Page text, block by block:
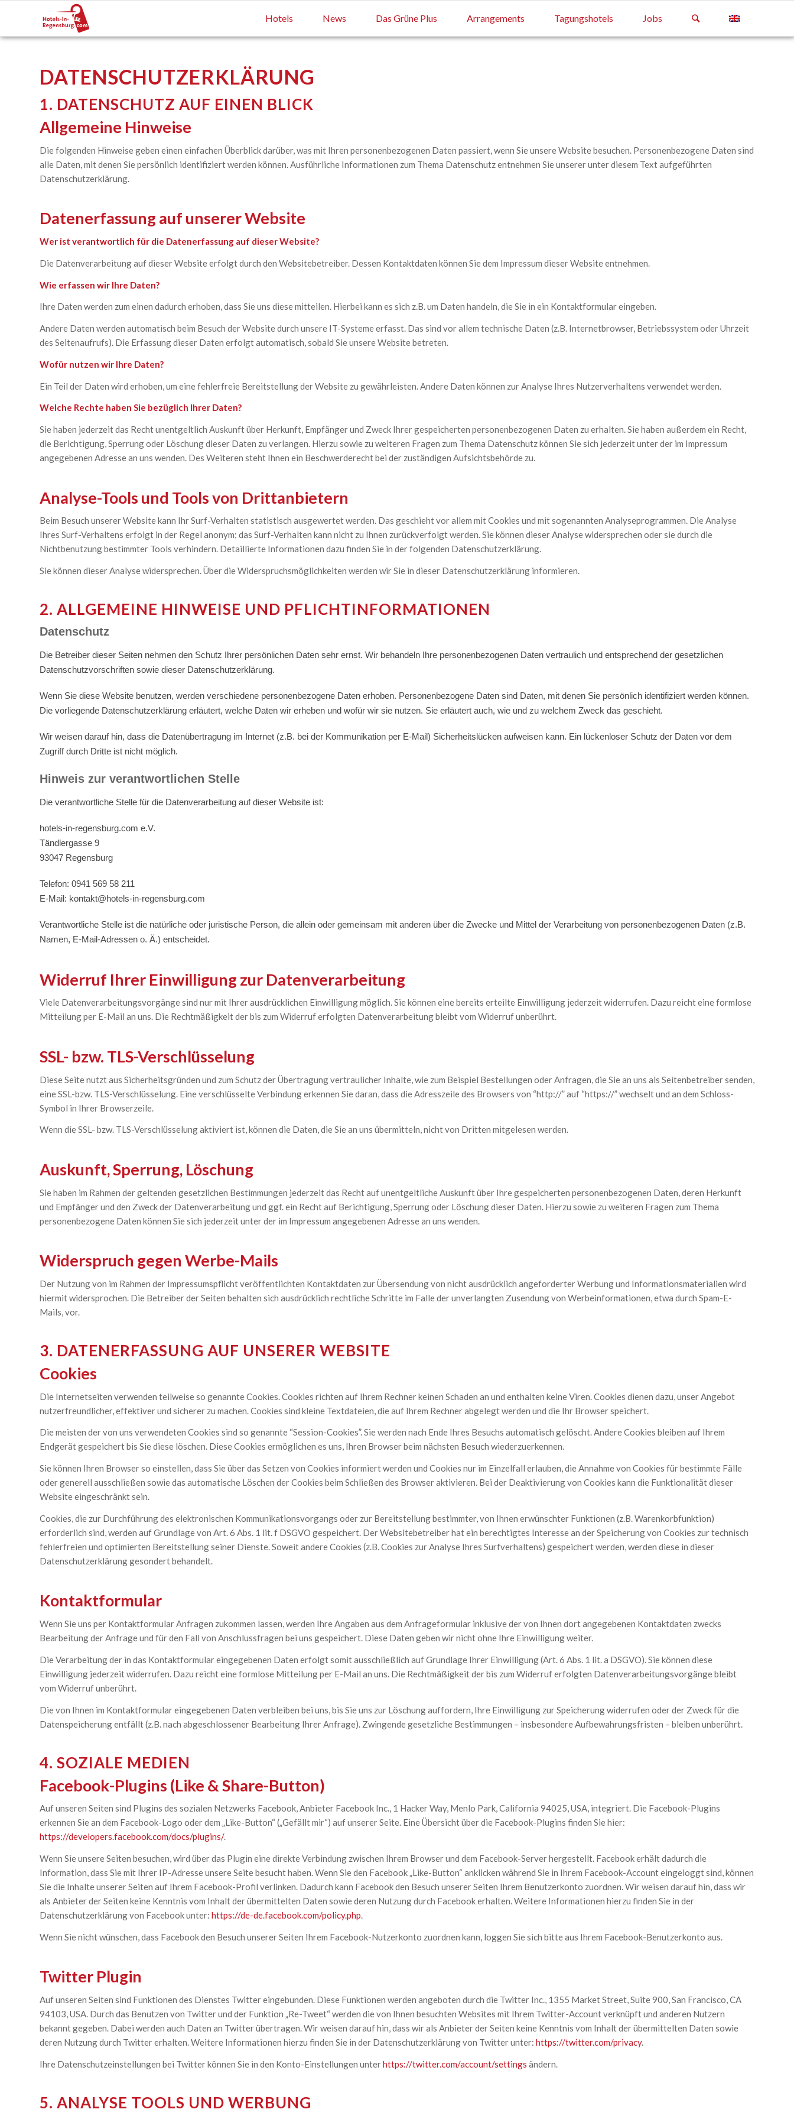
Hotels News Das Grüne Plus Arrangements Tagungshotels Jobs
DATENSCHUTZERKLÄRUNG
1. DATENSCHUTZ AUF EINEN BLICK
Allgemeine Hinweise
Die folgenden Hinweise geben einen einfachen Überblick darüber, was mit Ihren personenbezogenen Daten passiert, wenn Sie unsere Website besuchen. Personenbezogene Daten sind
alle Daten, mit denen Sie persönlich identifiziert werden können. Ausführliche Informationen zum Thema Datenschutz entnehmen Sie unserer unter diesem Text aufgeführten
Datenschutzerklärung.
Datenerfassung auf unserer Website
Wer ist verantwortlich für die Datenerfassung auf dieser Website?
Die Datenverarbeitung auf dieser Website erfolgt durch den Websitebetreiber. Dessen Kontaktdaten können Sie dem Impressum dieser Website entnehmen.
Wie erfassen wir Ihre Daten?
Ihre Daten werden zum einen dadurch erhoben, dass Sie uns diese mitteilen. Hierbei kann es sich z.B. um Daten handeln, die Sie in ein Kontaktformular eingeben.
Andere Daten werden automatisch beim Besuch der Website durch unsere IT-Systeme erfasst. Das sind vor allem technische Daten (z.B. Internetbrowser, Betriebssystem oder Uhrzeit
des Seitenaufrufs). Die Erfassung dieser Daten erfolgt automatisch, sobald Sie unsere Website betreten.
Wofür nutzen wir Ihre Daten?
Ein Teil der Daten wird erhoben, um eine fehlerfreie Bereitstellung der Website zu gewährleisten. Andere Daten können zur Analyse Ihres Nutzerverhaltens verwendet werden.
Welche Rechte haben Sie bezüglich Ihrer Daten?
Sie haben jederzeit das Recht unentgeltlich Auskunft über Herkunft, Empfänger und Zweck Ihrer gespeicherten personenbezogenen Daten zu erhalten. Sie haben außerdem ein Recht,
die Berichtigung, Sperrung oder Löschung dieser Daten zu verlangen. Hierzu sowie zu weiteren Fragen zum Thema Datenschutz können Sie sich jederzeit unter der im Impressum
angegebenen Adresse an uns wenden. Des Weiteren steht Ihnen ein Beschwerderecht bei der zuständigen Aufsichtsbehörde zu.
Analyse-Tools und Tools von Drittanbietern
Beim Besuch unserer Website kann Ihr Surf-Verhalten statistisch ausgewertet werden. Das geschieht vor allem mit Cookies und mit sogenannten Analyseprogrammen. Die Analyse
Ihres Surf-Verhaltens erfolgt in der Regel anonym; das Surf-Verhalten kann nicht zu Ihnen zurückverfolgt werden. Sie können dieser Analyse widersprechen oder sie durch die
Nichtbenutzung bestimmter Tools verhindern. Detaillierte Informationen dazu finden Sie in der folgenden Datenschutzerklärung.
Sie können dieser Analyse widersprechen. Über die Widerspruchsmöglichkeiten werden wir Sie in dieser Datenschutzerklärung informieren.
2. ALLGEMEINE HINWEISE UND PFLICHTINFORMATIONEN
Datenschutz
Die Betreiber dieser Seiten nehmen den Schutz Ihrer persönlichen Daten sehr ernst. Wir behandeln Ihre personenbezogenen Daten vertraulich und entsprechend der gesetzlichen
Datenschutzvorschriften sowie dieser Datenschutzerklärung.
Wenn Sie diese Website benutzen, werden verschiedene personenbezogene Daten erhoben. Personenbezogene Daten sind Daten, mit denen Sie persönlich identifiziert werden können.
Die vorliegende Datenschutzerklärung erläutert, welche Daten wir erheben und wofür wir sie nutzen. Sie erläutert auch, wie und zu welchem Zweck das geschieht.
Wir weisen darauf hin, dass die Datenübertragung im Internet (z.B. bei der Kommunikation per E-Mail) Sicherheitslücken aufweisen kann. Ein lückenloser Schutz der Daten vor dem
Zugriff durch Dritte ist nicht möglich.
Hinweis zur verantwortlichen Stelle
Die verantwortliche Stelle für die Datenverarbeitung auf dieser Website ist:
hotels-in-regensburg.com e.V.
Tändlergasse 9
93047 Regensburg
Telefon: 0941 569 58 211
E-Mail: kontakt@hotels-in-regensburg.com
Verantwortliche Stelle ist die natürliche oder juristische Person, die allein oder gemeinsam mit anderen über die Zwecke und Mittel der Verarbeitung von personenbezogenen Daten (z.B.
Namen, E-Mail-Adressen o. Ä.) entscheidet.
Widerruf Ihrer Einwilligung zur Datenverarbeitung
Viele Datenverarbeitungsvorgänge sind nur mit Ihrer ausdrücklichen Einwilligung möglich. Sie können eine bereits erteilte Einwilligung jederzeit widerrufen. Dazu reicht eine formlose
Mitteilung per E-Mail an uns. Die Rechtmäßigkeit der bis zum Widerruf erfolgten Datenverarbeitung bleibt vom Widerruf unberührt.
SSL- bzw. TLS-Verschlüsselung
Diese Seite nutzt aus Sicherheitsgründen und zum Schutz der Übertragung vertraulicher Inhalte, wie zum Beispiel Bestellungen oder Anfragen, die Sie an uns als Seitenbetreiber senden,
eine SSL-bzw. TLS-Verschlüsselung. Eine verschlüsselte Verbindung erkennen Sie daran, dass die Adresszeile des Browsers von “http://” auf “https://” wechselt und an dem Schloss-
Symbol in Ihrer Browserzeile.
Wenn die SSL- bzw. TLS-Verschlüsselung aktiviert ist, können die Daten, die Sie an uns übermitteln, nicht von Dritten mitgelesen werden.
Auskunft, Sperrung, Löschung
Sie haben im Rahmen der geltenden gesetzlichen Bestimmungen jederzeit das Recht auf unentgeltliche Auskunft über Ihre gespeicherten personenbezogenen Daten, deren Herkunft
und Empfänger und den Zweck der Datenverarbeitung und ggf. ein Recht auf Berichtigung, Sperrung oder Löschung dieser Daten. Hierzu sowie zu weiteren Fragen zum Thema
personenbezogene Daten können Sie sich jederzeit unter der im Impressum angegebenen Adresse an uns wenden.
Widerspruch gegen Werbe-Mails
Der Nutzung von im Rahmen der Impressumspflicht veröffentlichten Kontaktdaten zur Übersendung von nicht ausdrücklich angeforderter Werbung und Informationsmaterialien wird
hiermit widersprochen. Die Betreiber der Seiten behalten sich ausdrücklich rechtliche Schritte im Falle der unverlangten Zusendung von Werbeinformationen, etwa durch Spam-E-
Mails, vor.
3. DATENERFASSUNG AUF UNSERER WEBSITE
Cookies
Die Internetseiten verwenden teilweise so genannte Cookies. Cookies richten auf Ihrem Rechner keinen Schaden an und enthalten keine Viren. Cookies dienen dazu, unser Angebot
nutzerfreundlicher, effektiver und sicherer zu machen. Cookies sind kleine Textdateien, die auf Ihrem Rechner abgelegt werden und die Ihr Browser speichert.
Die meisten der von uns verwendeten Cookies sind so genannte “Session-Cookies”. Sie werden nach Ende Ihres Besuchs automatisch gelöscht. Andere Cookies bleiben auf Ihrem
Endgerät gespeichert bis Sie diese löschen. Diese Cookies ermöglichen es uns, Ihren Browser beim nächsten Besuch wiederzuerkennen.
Sie können Ihren Browser so einstellen, dass Sie über das Setzen von Cookies informiert werden und Cookies nur im Einzelfall erlauben, die Annahme von Cookies für bestimmte Fälle
oder generell ausschließen sowie das automatische Löschen der Cookies beim Schließen des Browser aktivieren. Bei der Deaktivierung von Cookies kann die Funktionalität dieser
Website eingeschränkt sein.
Cookies, die zur Durchführung des elektronischen Kommunikationsvorgangs oder zur Bereitstellung bestimmter, von Ihnen erwünschter Funktionen (z.B. Warenkorbfunktion)
erforderlich sind, werden auf Grundlage von Art. 6 Abs. 1 lit. f DSGVO gespeichert. Der Websitebetreiber hat ein berechtigtes Interesse an der Speicherung von Cookies zur technisch
fehlerfreien und optimierten Bereitstellung seiner Dienste. Soweit andere Cookies (z.B. Cookies zur Analyse Ihres Surfverhaltens) gespeichert werden, werden diese in dieser
Datenschutzerklärung gesondert behandelt.
Kontaktformular
Wenn Sie uns per Kontaktformular Anfragen zukommen lassen, werden Ihre Angaben aus dem Anfrageformular inklusive der von Ihnen dort angegebenen Kontaktdaten zwecks
Bearbeitung der Anfrage und für den Fall von Anschlussfragen bei uns gespeichert. Diese Daten geben wir nicht ohne Ihre Einwilligung weiter.
Die Verarbeitung der in das Kontaktformular eingegebenen Daten erfolgt somit ausschließlich auf Grundlage Ihrer Einwilligung (Art. 6 Abs. 1 lit. a DSGVO). Sie können diese
Einwilligung jederzeit widerrufen. Dazu reicht eine formlose Mitteilung per E-Mail an uns. Die Rechtmäßigkeit der bis zum Widerruf erfolgten Datenverarbeitungsvorgänge bleibt
vom Widerruf unberührt.
Die von Ihnen im Kontaktformular eingegebenen Daten verbleiben bei uns, bis Sie uns zur Löschung auffordern, Ihre Einwilligung zur Speicherung widerrufen oder der Zweck für die
Datenspeicherung entfällt (z.B. nach abgeschlossener Bearbeitung Ihrer Anfrage). Zwingende gesetzliche Bestimmungen – insbesondere Aufbewahrungsfristen – bleiben unberührt.
4. SOZIALE MEDIEN
Facebook-Plugins (Like & Share-Button)
Auf unseren Seiten sind Plugins des sozialen Netzwerks Facebook, Anbieter Facebook Inc., 1 Hacker Way, Menlo Park, California 94025, USA, integriert. Die Facebook-Plugins
erkennen Sie an dem Facebook-Logo oder dem „Like-Button“ („Gefällt mir“) auf unserer Seite. Eine Übersicht über die Facebook-Plugins finden Sie hier:
https://developers.facebook.com/docs/plugins/.
Wenn Sie unsere Seiten besuchen, wird über das Plugin eine direkte Verbindung zwischen Ihrem Browser und dem Facebook-Server hergestellt. Facebook erhält dadurch die
Information, dass Sie mit Ihrer IP-Adresse unsere Seite besucht haben. Wenn Sie den Facebook „Like-Button“ anklicken während Sie in Ihrem Facebook-Account eingeloggt sind, können
Sie die Inhalte unserer Seiten auf Ihrem Facebook-Profil verlinken. Dadurch kann Facebook den Besuch unserer Seiten Ihrem Benutzerkonto zuordnen. Wir weisen darauf hin, dass wir
als Anbieter der Seiten keine Kenntnis vom Inhalt der übermittelten Daten sowie deren Nutzung durch Facebook erhalten. Weitere Informationen hierzu finden Sie in der
Datenschutzerklärung von Facebook unter: https://de-de.facebook.com/policy.php.
Wenn Sie nicht wünschen, dass Facebook den Besuch unserer Seiten Ihrem Facebook-Nutzerkonto zuordnen kann, loggen Sie sich bitte aus Ihrem Facebook-Benutzerkonto aus.
Twitter Plugin
Auf unseren Seiten sind Funktionen des Dienstes Twitter eingebunden. Diese Funktionen werden angeboten durch die Twitter Inc., 1355 Market Street, Suite 900, San Francisco, CA
94103, USA. Durch das Benutzen von Twitter und der Funktion „Re-Tweet“ werden die von Ihnen besuchten Websites mit Ihrem Twitter-Account verknüpft und anderen Nutzern
bekannt gegeben. Dabei werden auch Daten an Twitter übertragen. Wir weisen darauf hin, dass wir als Anbieter der Seiten keine Kenntnis vom Inhalt der übermittelten Daten sowie
deren Nutzung durch Twitter erhalten. Weitere Informationen hierzu finden Sie in der Datenschutzerklärung von Twitter unter: https://twitter.com/privacy.
Ihre Datenschutzeinstellungen bei Twitter können Sie in den Konto-Einstellungen unterhttps://twitter.com/account/settings ändern.
5. ANALYSE TOOLS UND WERBUNG